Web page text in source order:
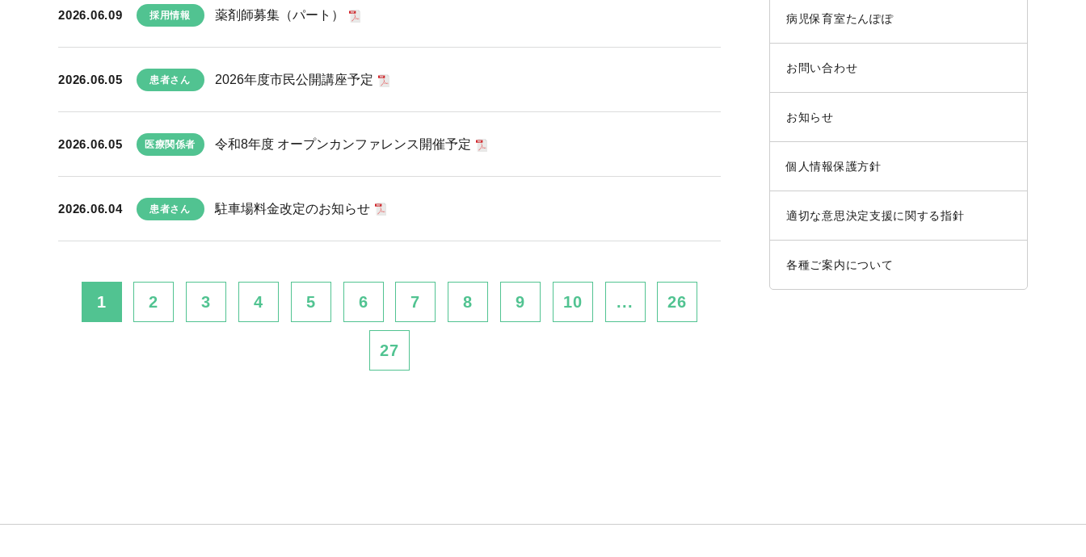
2026.06.09 採用情報 薬剤師募集（パート）
2026.06.05 患者さん 2026年度市民公開講座予定
2026.06.05 医療関係者 令和8年度 オープンカンファレンス開催予定
2026.06.04 患者さん 駐車場料金改定のお知らせ
1 2 3 4 5 6 7 8 9 10 ... 26
27
病児保育室たんぽぽ
お問い合わせ
お知らせ
個人情報保護方針
適切な意思決定支援に関する指針
各種ご案内について